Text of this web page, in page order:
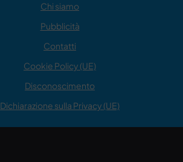
Chi siamo
Pubblicità
Contatti
Cookie Policy (UE)
Disconoscimento
Dichiarazione sulla Privacy (UE)